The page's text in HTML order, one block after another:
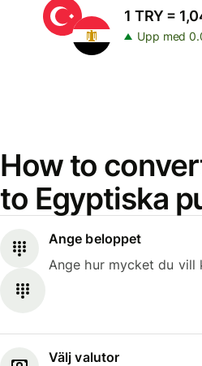
1 TRY =
Upp med
How to
to Egyptiska
Ange beloppet
Ange hur mycket du vill
Välj valutor